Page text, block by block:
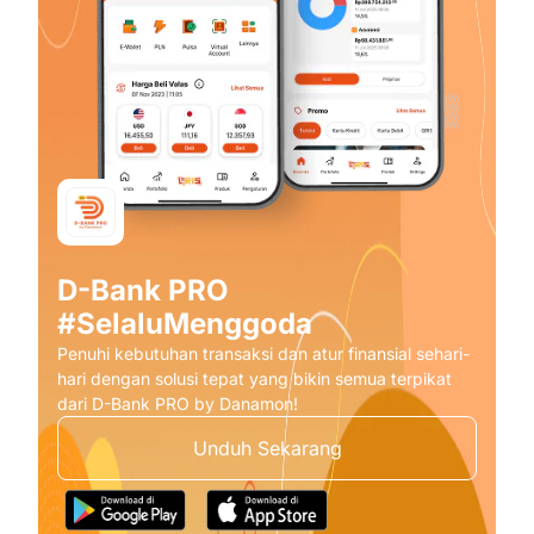
D-Bank PRO
#SelaluMenggoda
Penuhi kebutuhan transaksi dan atur finansial sehari-
hari dengan solusi tepat yang bikin semua terpikat
dari D-Bank PRO by Danamon!
Unduh Sekarang